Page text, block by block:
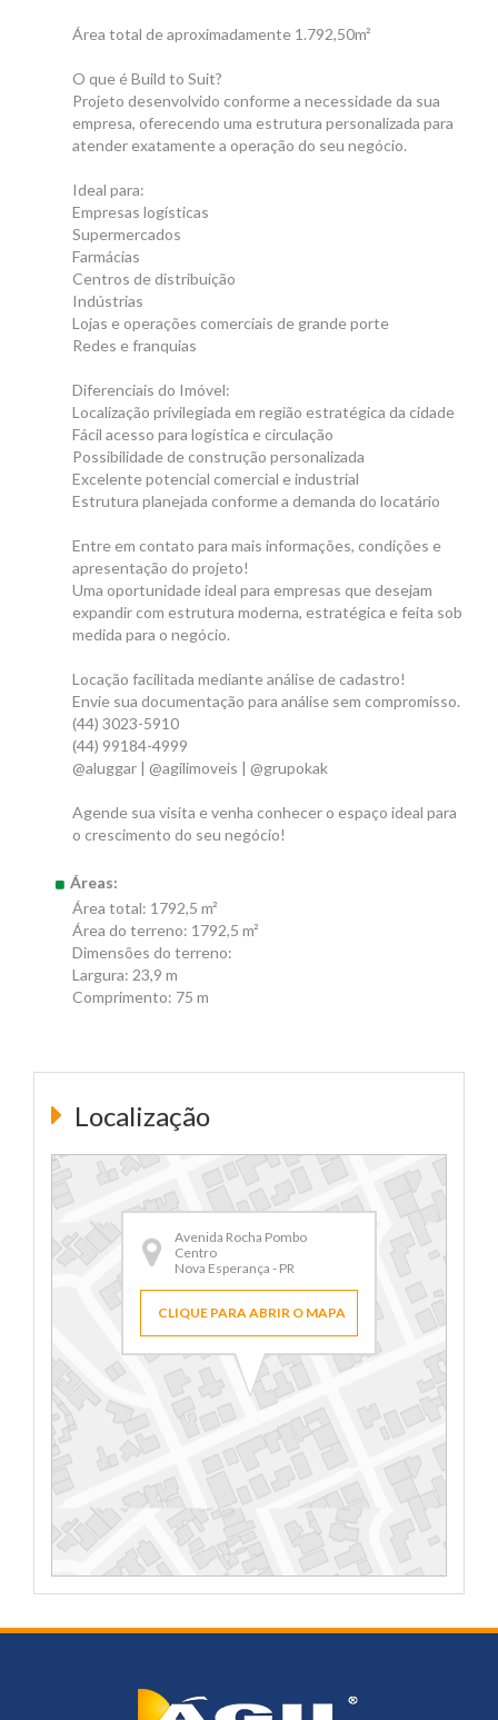
Área total de aproximadamente 1.792,50m²
O que é Build to Suit?
Projeto desenvolvido conforme a necessidade da sua
empresa, oferecendo uma estrutura personalizada para
atender exatamente a operação do seu negócio.
Ideal para:
Empresas logísticas
Supermercados
Farmácias
Centros de distribuição
Indústrias
Lojas e operações comerciais de grande porte
Redes e franquias
Diferenciais do Imóvel:
Localização privilegiada em região estratégica da cidade
Fácil acesso para logística e circulação
Possibilidade de construção personalizada
Excelente potencial comercial e industrial
Estrutura planejada conforme a demanda do locatário
Entre em contato para mais informações, condições e
apresentação do projeto!
Uma oportunidade ideal para empresas que desejam
expandir com estrutura moderna, estratégica e feita sob
medida para o negócio.
Locação facilitada mediante análise de cadastro!
Envie sua documentação para análise sem compromisso.
(44) 3023-5910
(44) 99184-4999
@aluggar | @agilimoveis | @grupokak
Agende sua visita e venha conhecer o espaço ideal para
o crescimento do seu negócio!
Áreas:
Área total: 1792,5 m²
Área do terreno: 1792,5 m²
Dimensões do terreno:
Largura: 23,9 m
Comprimento: 75 m
Localização
Avenida Rocha Pombo
Centro
Nova Esperança - PR
CLIQUE PARA ABRIR O MAPA